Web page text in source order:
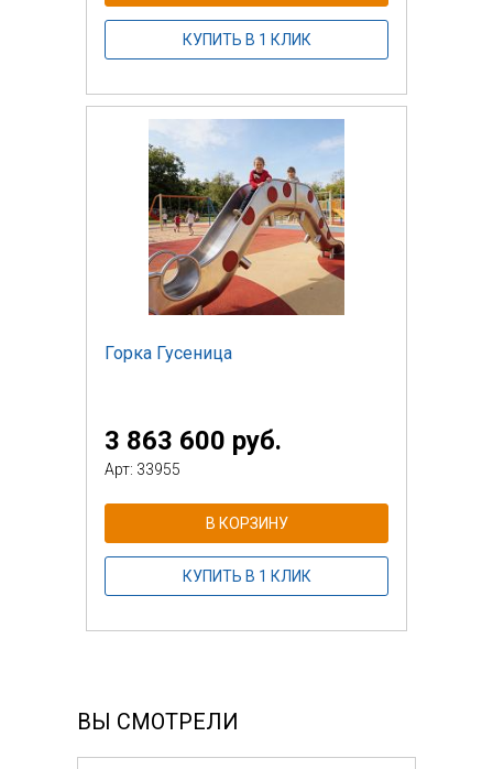
КУПИТЬ В 1 КЛИК
Горка Гусеница
3 863 600 руб.
Арт: 33955
В КОРЗИНУ
КУПИТЬ В 1 КЛИК
ВЫ СМОТРЕЛИ